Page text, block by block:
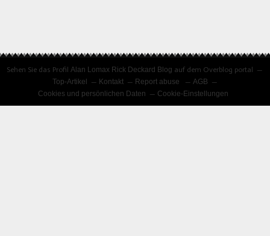
Sehen Sie das ProfilAlan Lomax Rick Deckard Blog auf dem Overblog portal
Top-Artikel
Kontakt Report abuse
AGB
Cookies und persönlichen Daten
Cookie-Einstellungen